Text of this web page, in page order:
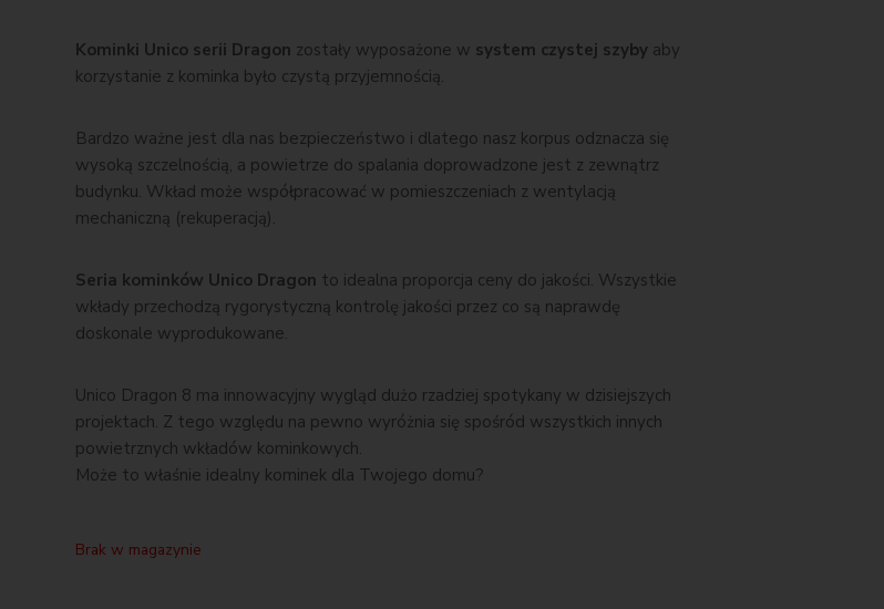
Kominki Unico serii Dragon zostały wyposażone w system czystej szybyaby
korzystanie z kominka było czystą przyjemnością.
Bardzo ważne jest dla nas bezpieczeństwo i dlatego nasz korpus odznacza się
wysoką szczelnością, a powietrze do spalania doprowadzone jest z zewnątrz
budynku. Wkład może współpracować w pomieszczeniach z wentylacją
mechaniczną (rekuperacją).
Seria kominków Unico Dragon to idealna proporcja ceny do jakości. Wszystkie
wkłady przechodzą rygorystyczną kontrolę jakości przez co są naprawdę
doskonale wyprodukowane.
Unico Dragon 8 ma innowacyjny wygląd dużo rzadziej spotykany w dzisiejszych
projektach. Z tego względu na pewno wyróżnia się spośród wszystkich innych
powietrznych wkładów kominkowych.
Może to właśnie idealny kominek dla Twojego domu?
Brak w magazynie